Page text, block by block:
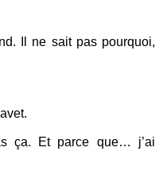
Il ne sait pas pourquoi,
ça. Et parce que… j’ai